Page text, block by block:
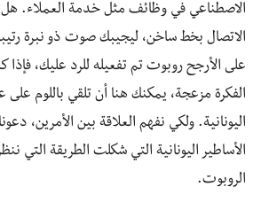
الاصطناعي في وظائف مثل خدمة العملاء.
الاتصال بخط ساخن، ليجيبك صوت ذو نبرة
على الأرجح روبوت تم تفعيله للرد عليك،
الفكرة مزعجة، يمكنك هنا أن تلقي باللوم على
اليونانية. ولكي نفهم العلاقة بين الأمرين،
الأساطير اليونانية التي شكلت الطريقة التي
الروبوت.